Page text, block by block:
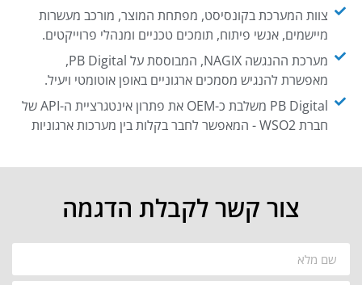
צוות המערכת בקונסיסט, מפתחת המוצר, מורכב מעשרות
מיישמים, אנשי פיתוח, תומכים טכניים ומנהלי פרוייקטים.
מערכת ההנגשה NAGIX, המבוססת על PB Digital,
מאפשרת להנגיש מסמכים ארגוניים באופן אוטומטי ויעיל.
PB Digital משלבת כ-OEM את פתרון אינטגרציית ה-API של
חברת WSO2 - המאפשר לחבר בקלות בין מערכות ארגוניות
צור קשר לקבלת הדגמה